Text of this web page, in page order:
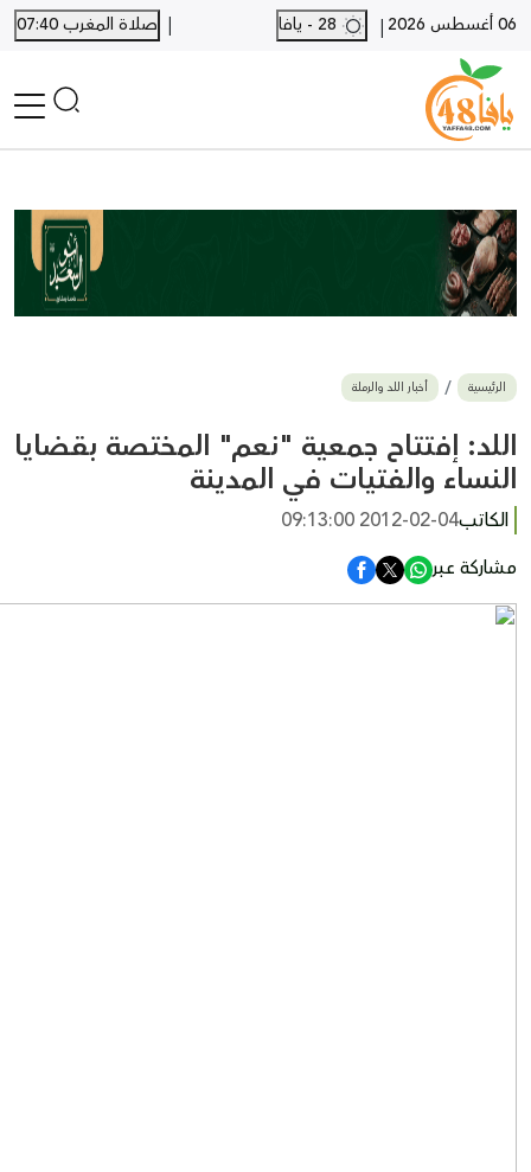
06 أغسطس 2026 |
| صلاة المغرب 07:40
أخبار محلية
أخبار يافا
SHORTS
أخبار اللد والرملة
بيع وشراء
أخبار القدس
وفيات
المزيد
ارسل خبر
الرئيسية أخبار اللد والرملة
اللد: إفتتاح جمعية "نعم" المختصة بقضايا
النساء والفتيات في المدينة
الكاتب2012-02-04 09:13:00
مشاركة عبر